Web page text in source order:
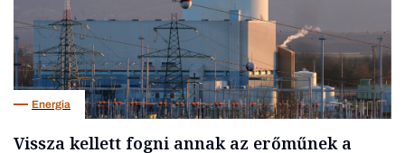
Energia
Vissza kellett fogni annak az erőműnek a